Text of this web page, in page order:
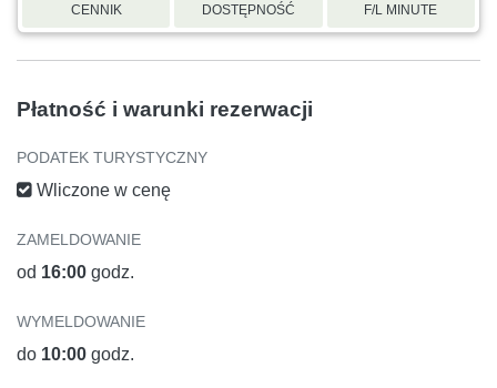
CENNIK DOSTĘPNOŚĆ F/L MINUTE
Płatność i warunki rezerwacji
PODATEK TURYSTYCZNY
Wliczone w cenę
ZAMELDOWANIE
od 16:00 godz.
WYMELDOWANIE
do 10:00 godz.